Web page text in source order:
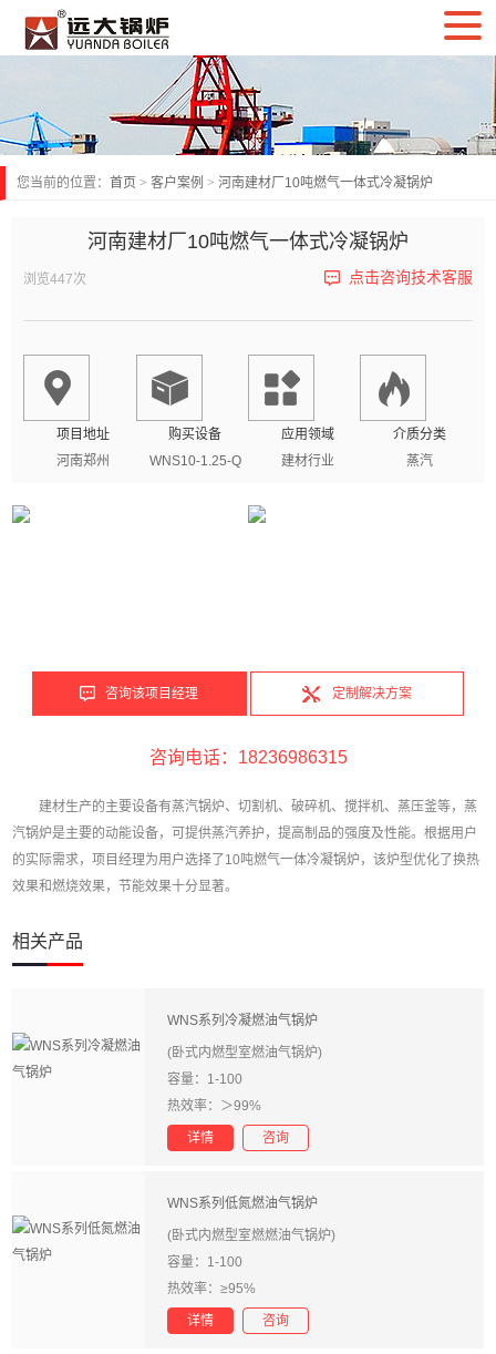
您当前的位置： 首页 > 客户案例 > 河南建材厂10吨燃气一体式冷凝锅炉
河南建材厂10吨燃气一体式冷凝锅炉
点击咨询技术客服
浏览447次
项目地址
河南郑州
购买设备
WNS10-1.25-Q
应用领域
建材行业
介质分类
蒸汽
咨询该项目经理 定制解决方案
咨询电话：18236986315
建材生产的主要设备有蒸汽锅炉、切割机、破碎机、搅拌机、蒸压釜等，蒸
汽锅炉是主要的动能设备，可提供蒸汽养护，提高制品的强度及性能。根据用户
的实际需求，项目经理为用户选择了10吨燃气一体冷凝锅炉，该炉型优化了换热
效果和燃烧效果，节能效果十分显著。
相关产品
WNS系列冷凝燃油气锅炉
(卧式内燃型室燃油气锅炉)
容量：1-100
热效率：＞99%
详情 咨询
WNS系列低氮燃油气锅炉
(卧式内燃型室燃燃油气锅炉)
容量：1-100
热效率：≥95%
详情 咨询